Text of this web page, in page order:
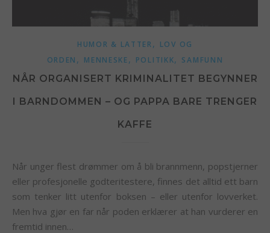
HUMOR & LATTER, LOV OG
ORDEN , MENNESKE, POLITIKK, SAMFUNN
NÅR ORGANISERT KRIMINALITET BEGYNNER
I BARNDOMMEN – OG PAPPA BARE TRENGER
KAFFE
Når unger flest drømmer om å bli brannmenn, popstjerner
eller profesjonelle godteritestere, finnes det alltid ett barn
som tenker litt utenfor boksen – eller utenfor lovverket.
Men hva gjør en far når poden erklærer at han vurderer en
fremtid innen…